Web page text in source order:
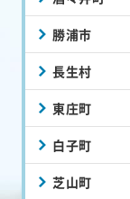
勝浦市
長生村
東庄町
白子町
芝山町